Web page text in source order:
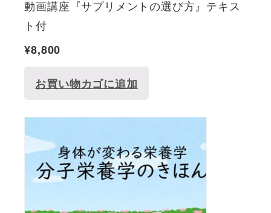
動画講座『サプリメントの選び方』テキス
ト付
¥8,800
お買い物カゴに追加